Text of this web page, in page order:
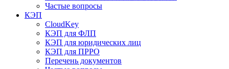
Частые вопросы
КЭП
CloudKey
КЭП для ФЛП
КЭП для юридических лиц
КЭП для ПРРО
Перечень документов